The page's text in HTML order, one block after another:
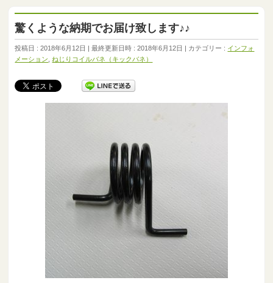
驚くような納期でお届け致します♪♪
投稿日 : 2018年6月12日 最終更新日時 : 2018年6月12日 カテゴリー : インフォ
メーション ,ねじりコイルバネ（キックバネ）